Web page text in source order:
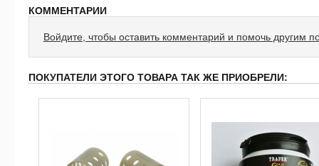
КОММЕНТАРИИ
Войдите, чтобы оставить комментарий и помочь другим
ПОКУПАТЕЛИ ЭТОГО ТОВАРА ТАК ЖЕ ПРИОБРЕЛИ: